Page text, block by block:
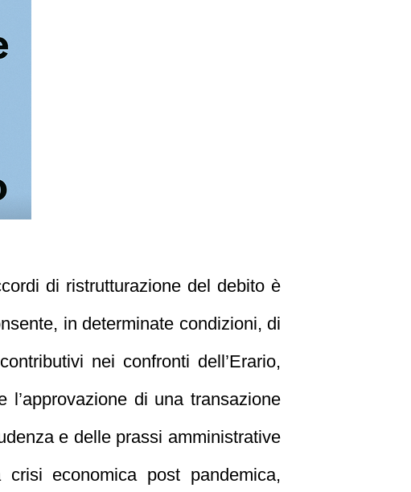
di ristrutturazione del debito è
in determinate condizioni, di
nei confronti dell’Erario,
l’approvazione di una transazione
e delle prassi amministrative
economica post pandemica,